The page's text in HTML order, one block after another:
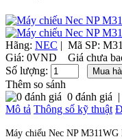
Hãng: NEC | Mã SP:
Giá: 0VND
Giá chưa
Số lượng:
Thêm so sánh
0 đánh giá |
Mô tả Thông số kỹ thuật
Máy chiếu Nec NP M311WG